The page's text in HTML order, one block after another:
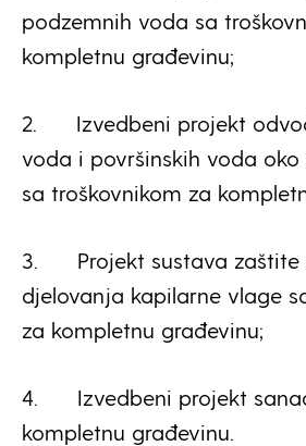
podzemnih voda sa
kompletnu građevinu;
2.
Izvedbeni projekt
voda i površinskih voda
sa troškovnikom za
3.
Projekt sustava
djelovanja kapilarne vlage
za kompletnu građevinu;
4.
Izvedbeni projekt
kompletnu građevinu.